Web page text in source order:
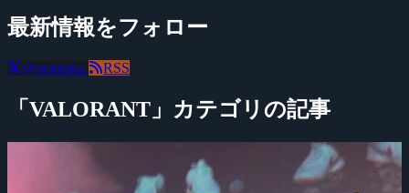
最新情報をフォロー
@negitaku RSS
「VALORANT」カテゴリの記事